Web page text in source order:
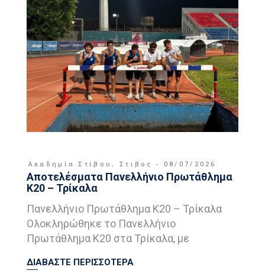
Ακαδημία Στίβου , Στιβος 08/07/2026
Αποτελέσματα Πανελλήνιο Πρωτάθλημα
Κ20 – Τρίκαλα
Πανελλήνιο Πρωτάθλημα Κ20 – Τρίκαλα
Ολοκληρώθηκε το Πανελλήνιο
Πρωτάθλημα Κ20 στα Τρίκαλα, με
ΔΙΑΒΑΣΤΕ ΠΕΡΙΣΣΟΤΕΡΑ